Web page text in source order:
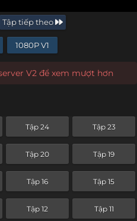
Tập tiếp theo
1080P V1
V2 để xem mượt hơn
Tập 24 Tập 23
Tập 20 Tập 19
Tập 16 Tập 15
Tập 12 Tập 11